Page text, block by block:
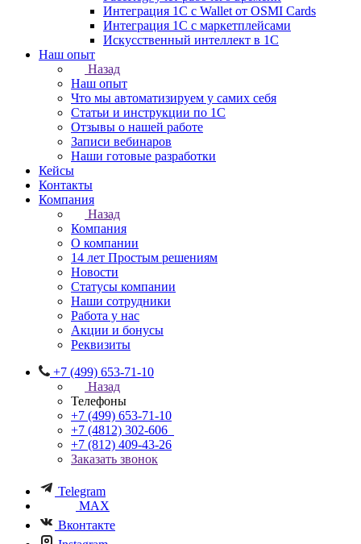
Интеграция 1С с Wallet от OSMI Cards
Интеграция 1С с маркетплейсами
Искусственный интеллект в 1С
Наш опыт
Назад
Наш опыт
Что мы автоматизируем у самих себя
Статьи и инструкции по 1С
Отзывы о нашей работе
Записи вебинаров
Наши готовые разработки
Кейсы
Контакты
Компания
Назад
Компания
О компании
14 лет Простым решениям
Новости
Статусы компании
Наши сотрудники
Работа у нас
Акции и бонусы
Реквизиты
+7 (499) 653-71-10
Назад
Телефоны
+7 (499) 653-71-10
+7 (4812) 302-606
+7 (812) 409-43-26
Заказать звонок
Telegram
MAX
Вконтакте